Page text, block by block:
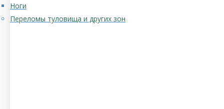
Ноги
Переломы туловища и других зон